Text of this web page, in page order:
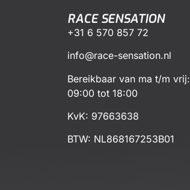
RACE SENSATION
+31 6 570 857 72
info@race-sensation.nl
Bereikbaar van ma t/m vrij:
09:00 tot 18:00
KvK: 97663638
BTW: NL868167253B01